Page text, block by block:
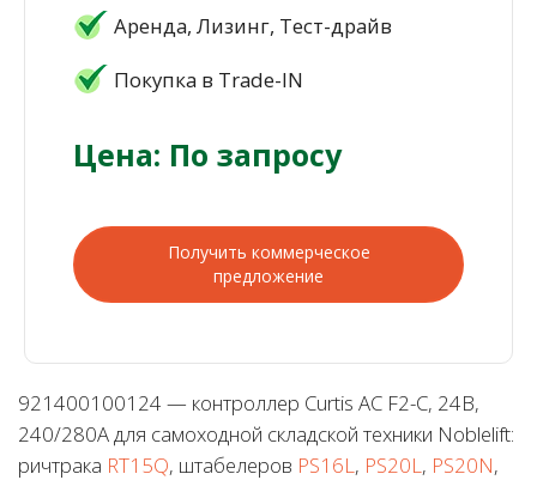
Аренда, Лизинг, Тест-драйв
Покупка в Trade-IN
Цена: По запросу
Получить коммерческое
предложение
921400100124 — контроллер Curtis AC F2-C, 24В,
240/280А для самоходной складской техники Noblelift:
ричтрака RT15Q, штабелеров PS16L, PS20L, PS20N,